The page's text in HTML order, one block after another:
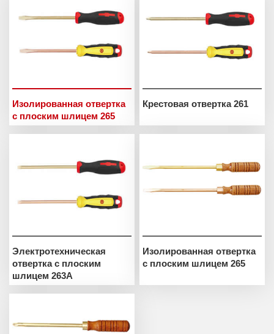
Изолированная отвертка
с плоским шлицем 265
Крестовая отвертка 261
Электротехническая
отвертка с плоским
шлицем 263A
Изолированная отвертка
с плоским шлицем 265